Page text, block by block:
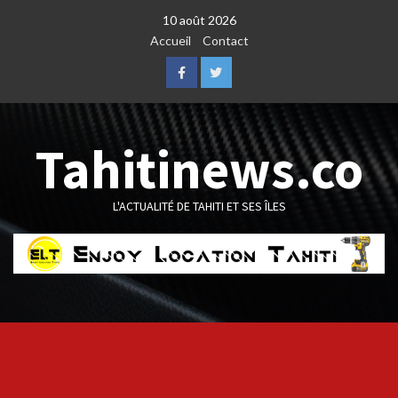
10 août 2026
Accueil
Contact
FacebookTwitter
Tahitinews.co
L'ACTUALITÉ DE TAHITI ET SES ÎLES